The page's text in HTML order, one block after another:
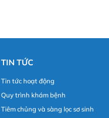
TIN TỨC
Tin tức hoạt động
Quy trình khám bệnh
Tiêm chủng và sàng lọc sơ sinh